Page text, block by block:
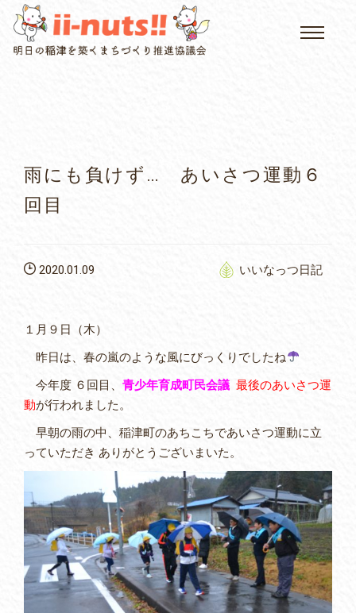
HOME
アクセス
雨にも負けず… あいさつ運動６
回目
いいなっつ日記
2020.01.09
１月９日（木）
昨日は、春の嵐のような風にびっくりでしたね
今年度 ６回目、 青少年育成町民会議 最後のあいさつ運
動が行われました。
早朝の雨の中、稲津町のあちこちであいさつ運動に立
っていただき ありがとうございまいた。